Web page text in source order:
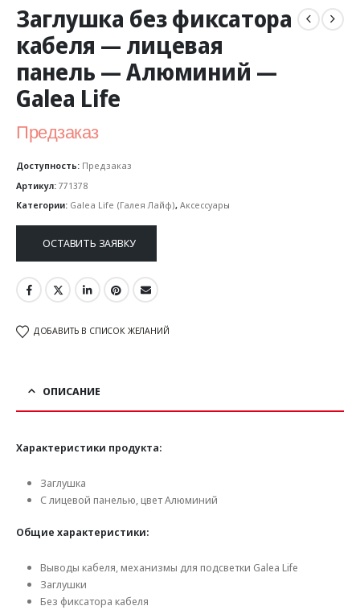
Заглушка без фиксатора
кабеля — лицевая
панель — Алюминий —
Galea Life
Предзаказ
Доступность: Предзаказ
Артикул: 771378
Категории: Galea Life (Галея Лайф), Аксессуары
ОСТАВИТЬ ЗАЯВКУ
ДОБАВИТЬ В СПИСОК ЖЕЛАНИЙ
ОПИСАНИЕ
Характеристики продукта:
Заглушка
С лицевой панелью, цвет Алюминий
Общие характеристики:
Выводы кабеля, механизмы для подсветки Galea Life
Заглушки
Без фиксатора кабеля